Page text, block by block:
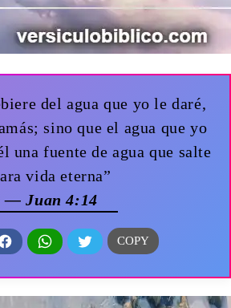
del agua que yo le daré,
sino que el agua que yo
una fuente de agua que salte
vida eterna”
— Juan 4:14